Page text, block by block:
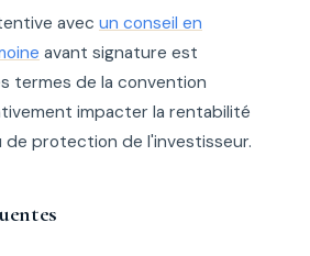
avec un conseil en
avant signature est
termes de la convention
impacter la rentabilité
de protection de l'investisseur.